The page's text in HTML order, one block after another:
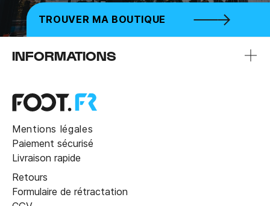
TROUVER MA BOUTIQUE
INFORMATIONS
Mentions légales
Paiement sécurisé
Livraison rapide
Retours
Formulaire de rétractation